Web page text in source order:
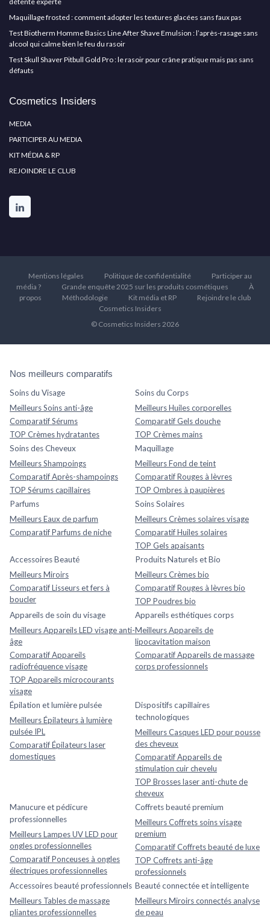
Maquillage frosted : comment adopter les textures glacées sans faux pas
Test Biotherm Homme Basics Line After Shave Emulsion : l’après-rasage sans
alcool qui calme bien le feu du rasoir
Test Skull Shaver Pitbull Gold Pro : le rasoir pour crâne pratique mais pas sans
défauts
Cosmetics Insiders
MEDIA
PARTICIPER AU MEDIA
KIT MÉDIA & RP
REJOINDRE LE CLUB
Mentions légales Politique de confidentialité
Participer au
média ?
Grande enquête 2025 sur les produits cosmétiques
À
propos
Méthodologie Kit média et RP
Rejoindre le club
Cosmetics Insiders
© Cosmetics Insiders 2026
Nos meilleurs comparatifs
Soins du Visage
Meilleurs Soins anti-âge
Comparatif Sérums
TOP Crèmes hydratantes
Soins du Corps
Meilleurs Huiles corporelles
Comparatif Gels douche
TOP Crèmes mains
Soins des Cheveux
Meilleurs Shampoings
Comparatif Après-shampoings
TOP Sérums capillaires
Maquillage
Meilleurs Fond de teint
Comparatif Rouges à lèvres
TOP Ombres à paupières
Parfums
Meilleurs Eaux de parfum
Comparatif Parfums de niche
Soins Solaires
Meilleurs Crèmes solaires visage
Comparatif Huiles solaires
TOP Gels apaisants
Accessoires Beauté
Meilleurs Miroirs
Comparatif Lisseurs et fers à
boucler
Produits Naturels et Bio
Meilleurs Crèmes bio
Comparatif Rouges à lèvres bio
TOP Poudres bio
Appareils de soin du visage
Meilleurs Appareils LED visage anti-
âge
Comparatif Appareils
radiofréquence visage
TOP Appareils microcourants
visage
Appareils esthétiques corps
Meilleurs Appareils de
lipocavitation maison
Comparatif Appareils de massage
corps professionnels
Épilation et lumière pulsée
Meilleurs Épilateurs à lumière
pulsée IPL
Comparatif Épilateurs laser
domestiques
Dispositifs capillaires
technologiques
Meilleurs Casques LED pour pousse
des cheveux
Comparatif Appareils de
stimulation cuir chevelu
TOP Brosses laser anti-chute de
cheveux
Manucure et pédicure
professionnelles
Meilleurs Lampes UV LED pour
ongles professionnelles
Comparatif Ponceuses à ongles
électriques professionnelles
Coffrets beauté premium
Meilleurs Coffrets soins visage
premium
Comparatif Coffrets beauté de luxe
TOP Coffrets anti-âge
professionnels
Accessoires beauté professionnels
Meilleurs Tables de massage
pliantes professionnelles
Beauté connectée et intelligente
Meilleurs Miroirs connectés analyse
de peau